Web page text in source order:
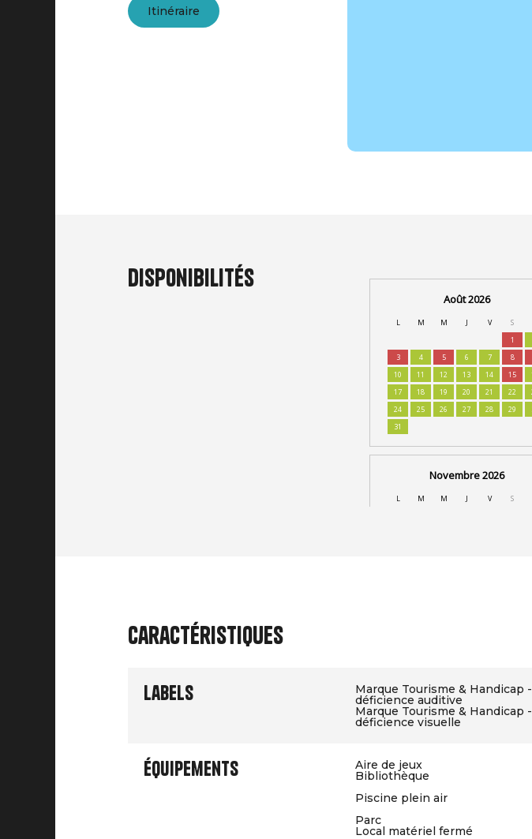
Itinéraire
Disponibilités
Caractéristiques
Labels Marque Tourisme & Handicap -
déficience auditive
Marque Tourisme & Handicap -
déficience visuelle
Équipements Aire de jeux
Bibliothèque
Piscine plein air
Parc
Local matériel fermé